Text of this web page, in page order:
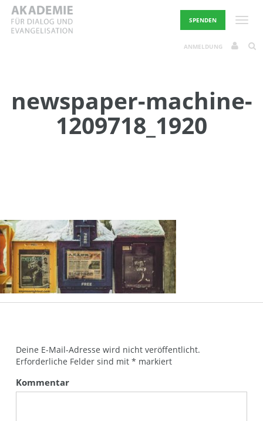
Skip
content
SPENDEN
ANMELDUNG
newspaper-machine-
1209718_1920
Deine E-Mail-Adresse wird nicht veröffentlicht.
Erforderliche Felder sind mit * markiert
Kommentar